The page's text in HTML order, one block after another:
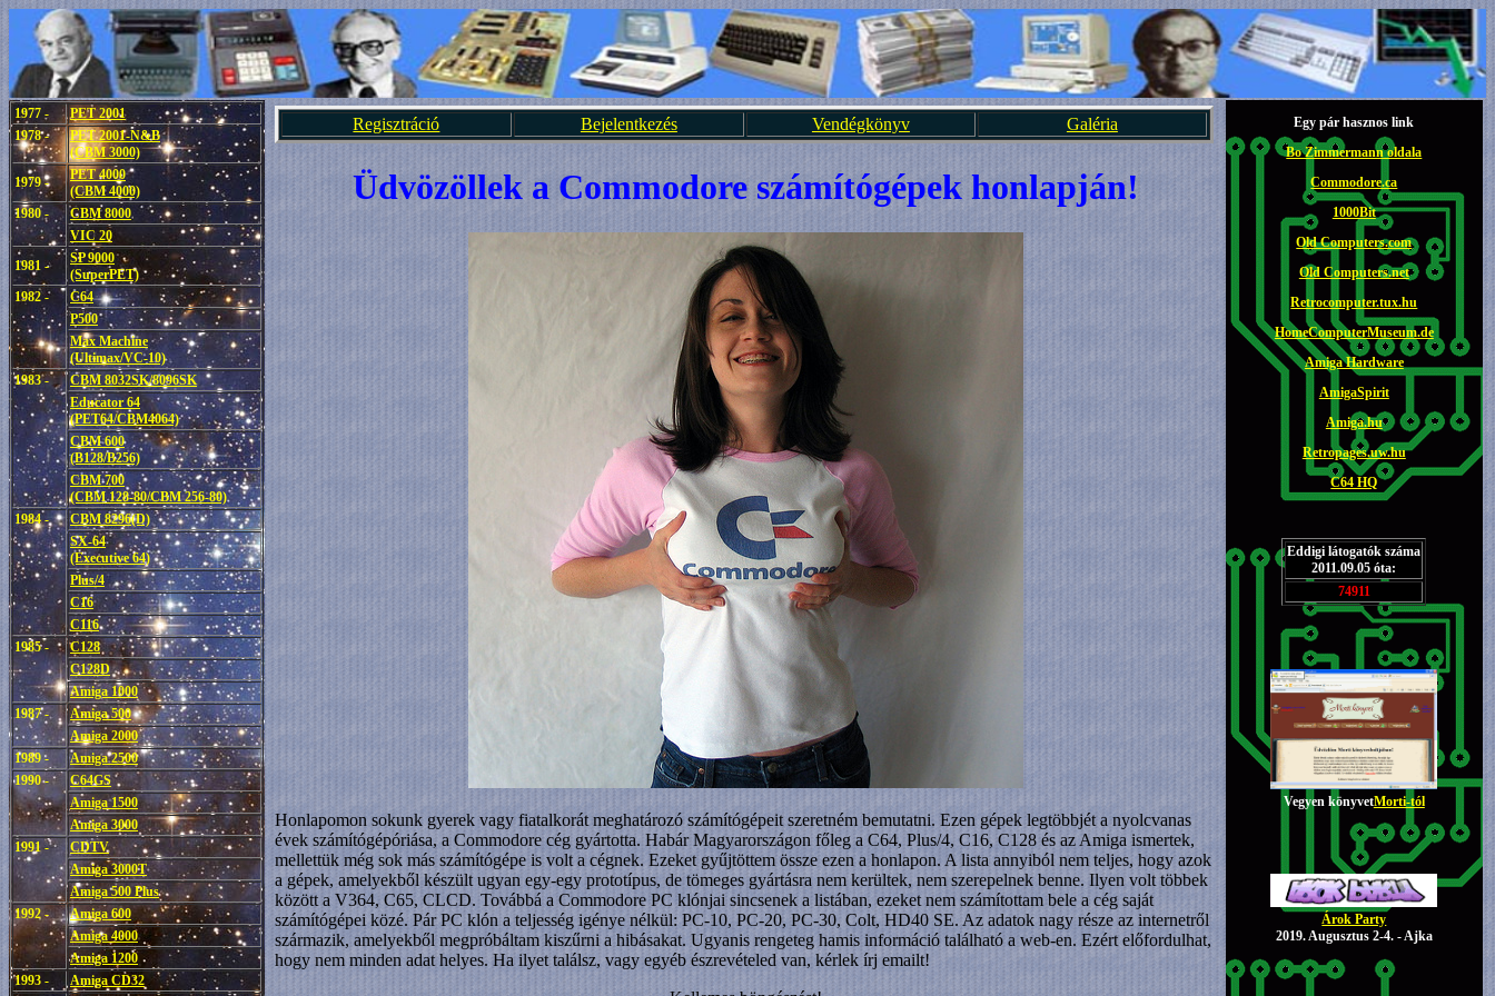
1977 -
PET 2001
1978 -
PET 2001-N&B
(CBM 3000)
1979 -
PET 4000
(CBM 4000)
1980 -
CBM 8000
VIC 20
1981 -
SP 9000
(SuperPET)
1982 -
C64
P500
Max Machine
(Ultimax/VC-10)
1983 -
CBM 8032SK/8096SK
Educator 64
(PET64/CBM4064)
CBM 600
(B128/B256)
CBM 700
(CBM 128-80/CBM 256-80)
1984 -
CBM 8296(D)
SX-64
(Executive 64)
Plus/4
C16
C116
1985 -
C128
C128D
Amiga 1000
1987 -
Amiga 500
Amiga 2000
1989 -
Amiga 2500
1990 -
C64GS
Amiga 1500
Amiga 3000
1991 -
CDTV
Amiga 3000T
Amiga 500 Plus
1992 -
Amiga 600
Amiga 4000
Amiga 1200
1993 -
Amiga CD32
Regisztráció Bejelentkezés Vendégkönyv Galéria
Üdvözöllek a Commodore számítógépek honlapján!
Honlapomon sokunk gyerek vagy fiatalkorát meghatározó számítógépeit szeretném bemutatni. Ezen gépek legtöbbjét a nyolcvanas
évek számítógépóriása, a Commodore cég gyártotta. Habár Magyarországon főleg a C64, Plus/4, C16, C128 és az Amiga ismertek,
mellettük még sok más számítógépe is volt a cégnek. Ezeket gyűjtöttem össze ezen a honlapon. A lista annyiból nem teljes, hogy azok
a gépek, amelyekből készült ugyan egy-egy prototípus, de tömeges gyártásra nem kerültek, nem szerepelnek benne. Ilyen volt többek
között a V364, C65, CLCD. Továbbá a Commodore PC klónjai sincsenek a listában, ezeket nem számítottam bele a cég saját
számítógépei közé. Pár PC klón a teljesség igénye nélkül: PC-10, PC-20, PC-30, Colt, HD40 SE. Az adatok nagy része az internetről
származik, amelyekből megpróbáltam kiszűrni a hibásakat. Ugyanis rengeteg hamis információ található a web-en. Ezért előfordulhat,
hogy nem minden adat helyes. Ha ilyet találsz, vagy egyéb észrevételed van, kérlek írj emailt!
Egy pár hasznos link
Bo Zimmermann oldala
Commodore.ca
1000Bit
Old Computers.com
Old Computers.net
Retrocomputer.tux.hu
HomeComputerMuseum.de
Amiga Hardware
AmigaSpirit
Amiga.hu
Retropages.uw.hu
C64 HQ
Eddigi látogatók száma
2011.09.05 óta:
74911
Vegyen könyvetMorti-tól
Árok Party
2019. Augusztus 2-4. - Ajka